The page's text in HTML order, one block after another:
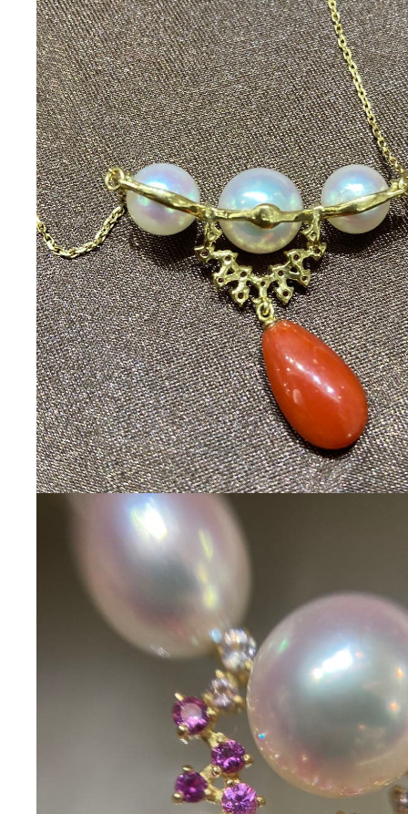
配送の方法:
らくら
発送元の地域:
発送までの日数:
1~2
photo_description